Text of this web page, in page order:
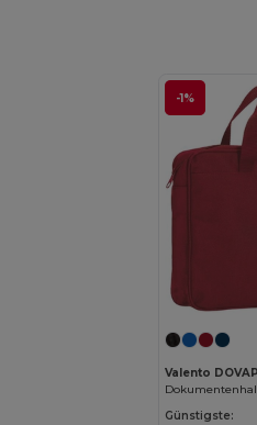
-1%
Valento
Günstigste: